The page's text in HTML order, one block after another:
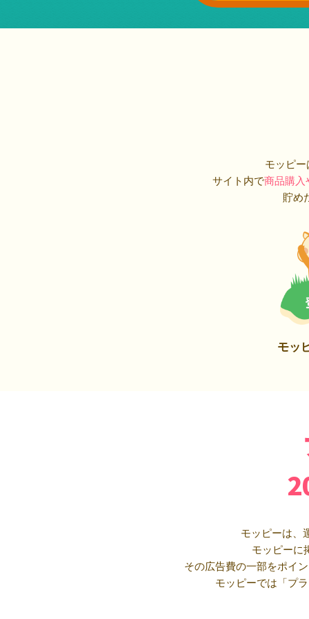
モッピ
サイト内で商品購入
貯め
モッ
モッピーは、
モッピーに
その広告費の一部をポイ
モッピーでは「プ